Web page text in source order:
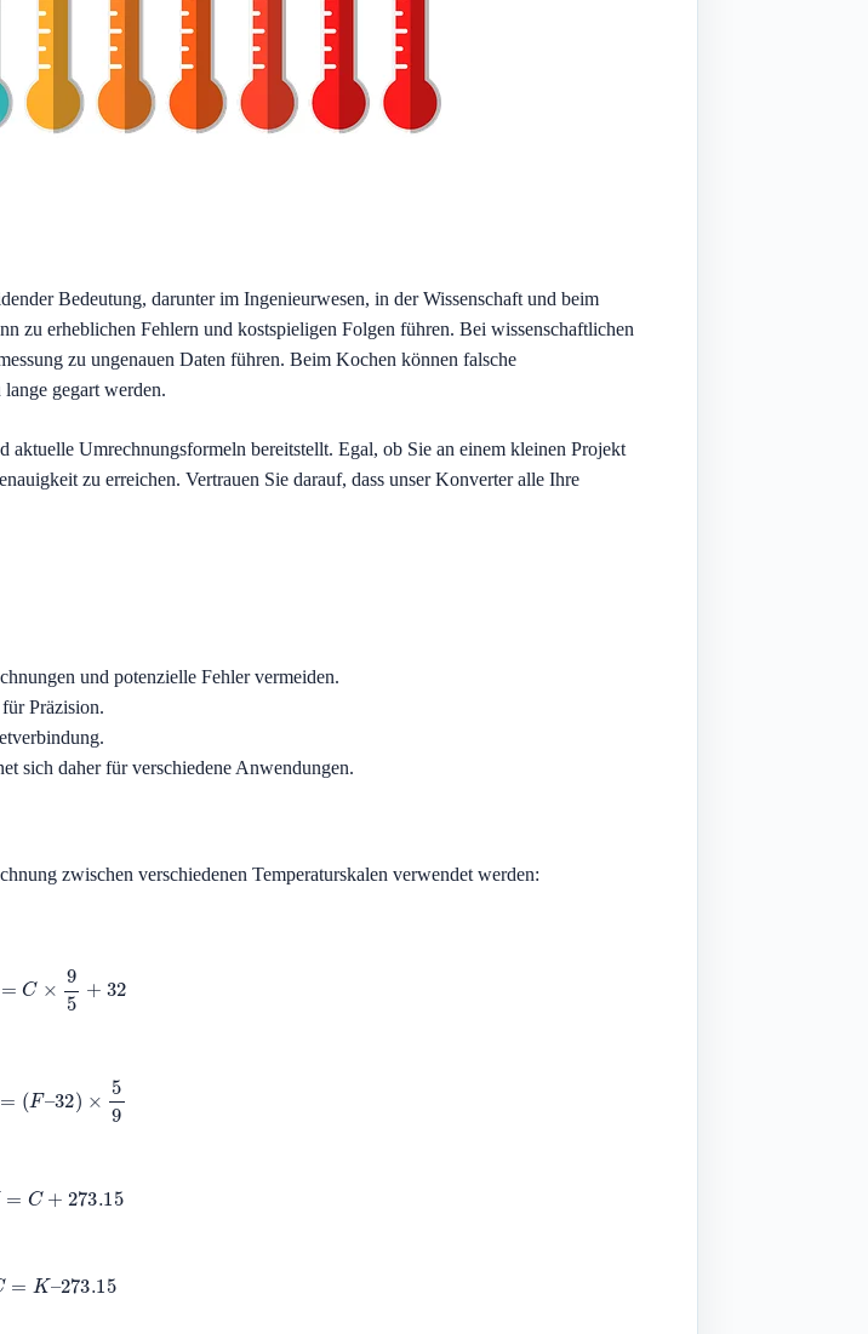
Bedeutung, darunter im Ingenieurwesen, in der Wissenschaft und beim
zu erheblichen Fehlern und kostspieligen Folgen führen. Bei wissenschaftlichen
zu ungenauen Daten führen. Beim Kochen können falsche
gegart werden.
Umrechnungsformeln bereitstellt. Egal, ob Sie an einem kleinen Projekt
zu erreichen. Vertrauen Sie darauf, dass unser Konverter alle Ihre
und potenzielle Fehler vermeiden.
Präzision.
sich daher für verschiedene Anwendungen.
zwischen verschiedenen Temperaturskalen verwendet werden:
5+
C+ 273.15
K–273.15